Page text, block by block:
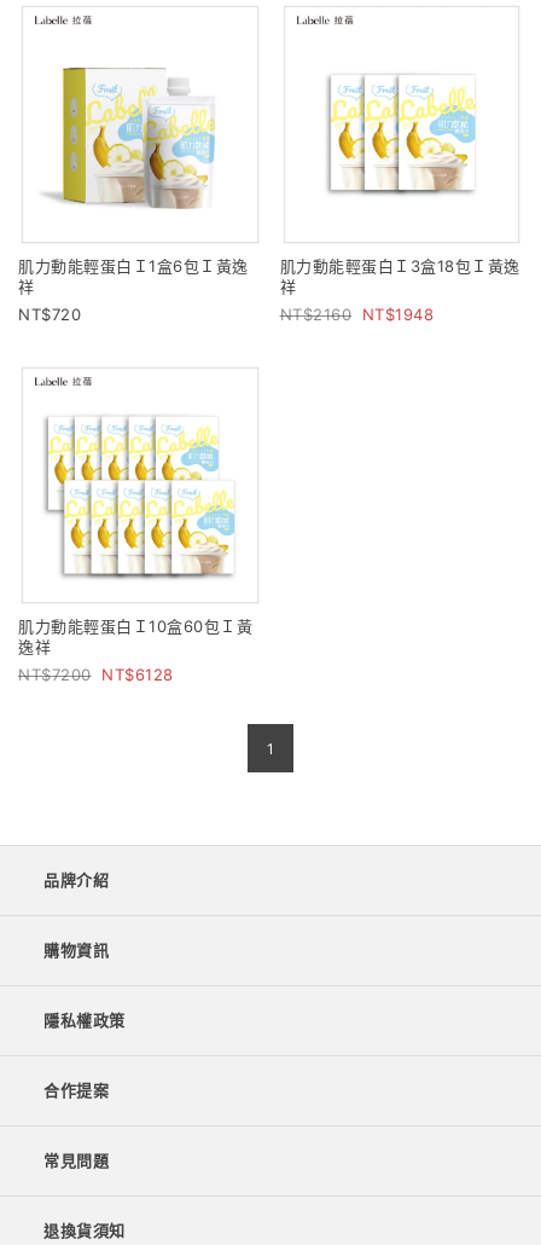
肌力動能輕蛋白Ｉ1盒6包Ｉ黃逸
祥
720
肌力動能輕蛋白Ｉ3盒18包Ｉ黃逸
祥
2160
1948
肌力動能輕蛋白Ｉ10盒60包Ｉ黃
逸祥
7200
6128
1
品牌介紹
購物資訊
隱私權政策
合作提案
常見問題
退換貨須知